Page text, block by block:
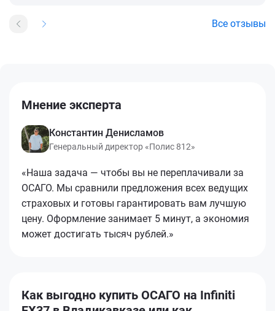
Все отзывы
Мнение эксперта
Константин Денисламов
Генеральный директор «Полис 812»
«Наша задача — чтобы вы не переплачивали за
ОСАГО. Мы сравнили предложения всех ведущих
страховых и готовы гарантировать вам лучшую
цену. Оформление занимает 5 минут, а экономия
может достигать тысяч рублей.»
Как выгодно купить ОСАГО на Infiniti